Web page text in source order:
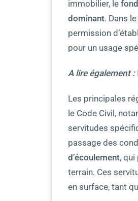
immobilier, le
dominant. Dans
permission
pour un usage
A lire également :
Les principales
le Code Civil,
servitudes
passage des
d’écoulement,
terrain. Ces
en surface, tant